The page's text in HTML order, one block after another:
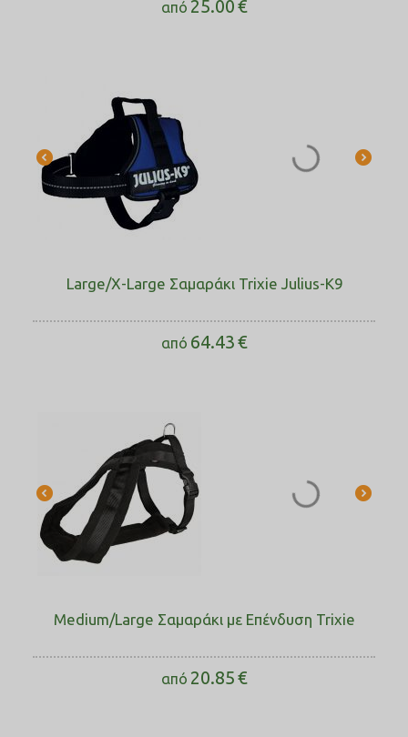
από 25.00€
Large/X-Large Σαμαράκι Trixie Julius-K9
από 64.43€
Medium/Large Σαμαράκι με Επένδυση Trixie
από 20.85€